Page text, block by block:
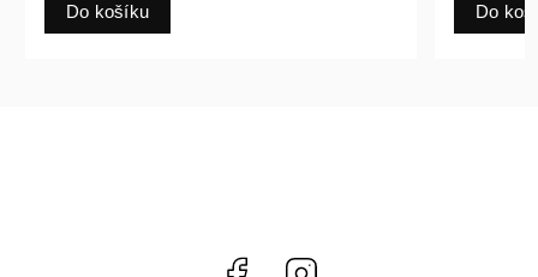
Do košíku Do
Facebook